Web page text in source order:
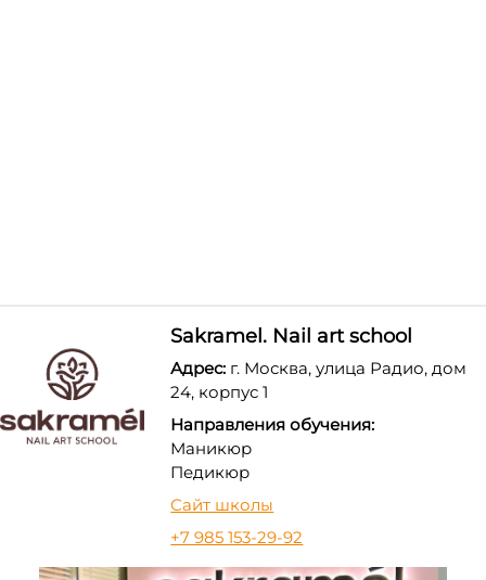
Sakramel. Nail art school
Адрес: г. Москва, улица Радио, дом
24, корпус 1
Направления обучения:
Маникюр
Педикюр
Сайт школы
+7 985 153-29-92